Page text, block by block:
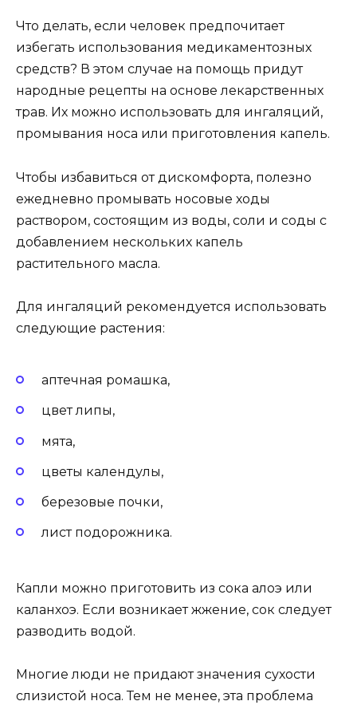
Что делать, если человек предпочитает
избегать использования медикаментозных
средств? В этом случае на помощь придут
народные рецепты на основе лекарственных
трав. Их можно использовать для ингаляций,
промывания носа или приготовления капель.
Чтобы избавиться от дискомфорта, полезно
ежедневно промывать носовые ходы
раствором, состоящим из воды, соли и соды с
добавлением нескольких капель
растительного масла.
Для ингаляций рекомендуется использовать
следующие растения:
аптечная ромашка,
цвет липы,
мята,
цветы календулы,
березовые почки,
лист подорожника.
Капли можно приготовить из сока алоэ или
каланхоэ. Если возникает жжение, сок следует
разводить водой.
Многие люди не придают значения сухости
слизистой носа. Тем не менее, эта проблема